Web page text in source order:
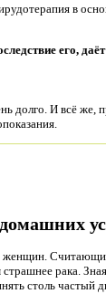
в
его,
долго. И всё же,
рака.
столь частый